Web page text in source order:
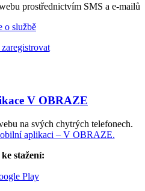
prostřednictvím SMS a e-mailů
o službě
na svých chytrých telefonech.
aplikaci – V OBRAZE.
stažení: